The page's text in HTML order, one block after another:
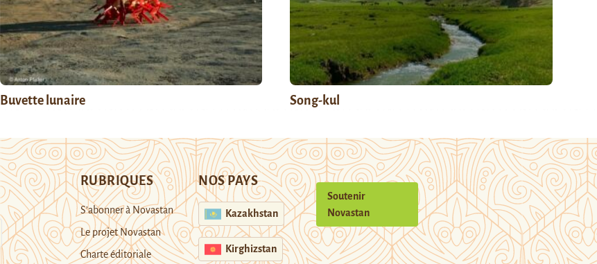
Buvette lunaire Song-kul
RUBRIQUES
S’abonner à Novastan
Le projet Novastan
Charte éditoriale
NOS PAYS
Kazakhstan
Kirghizstan
Soutenir
Novastan